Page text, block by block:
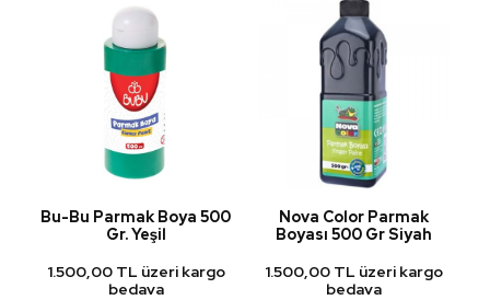
Bu-Bu Parmak Boya 500
Gr. Yeşil
1.500,00 TL üzeri kargo
bedava
Nova Color Parmak
Boyası 500 Gr Siyah
1.500,00 TL üzeri kargo
bedava